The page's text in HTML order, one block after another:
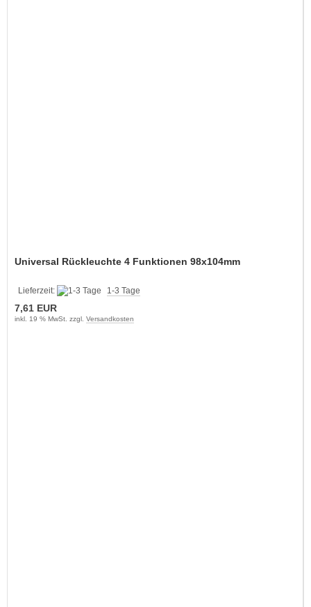
Universal Rückleuchte 4 Funktionen 98x104mm
Lieferzeit: 1-3 Tage
7,61 EUR
inkl. 19 % MwSt. zzgl. Versandkosten